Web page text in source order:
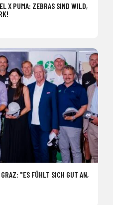
X PUMA: ZEBRAS SIND WILD,
"ES FÜHLT SICH GUT AN,